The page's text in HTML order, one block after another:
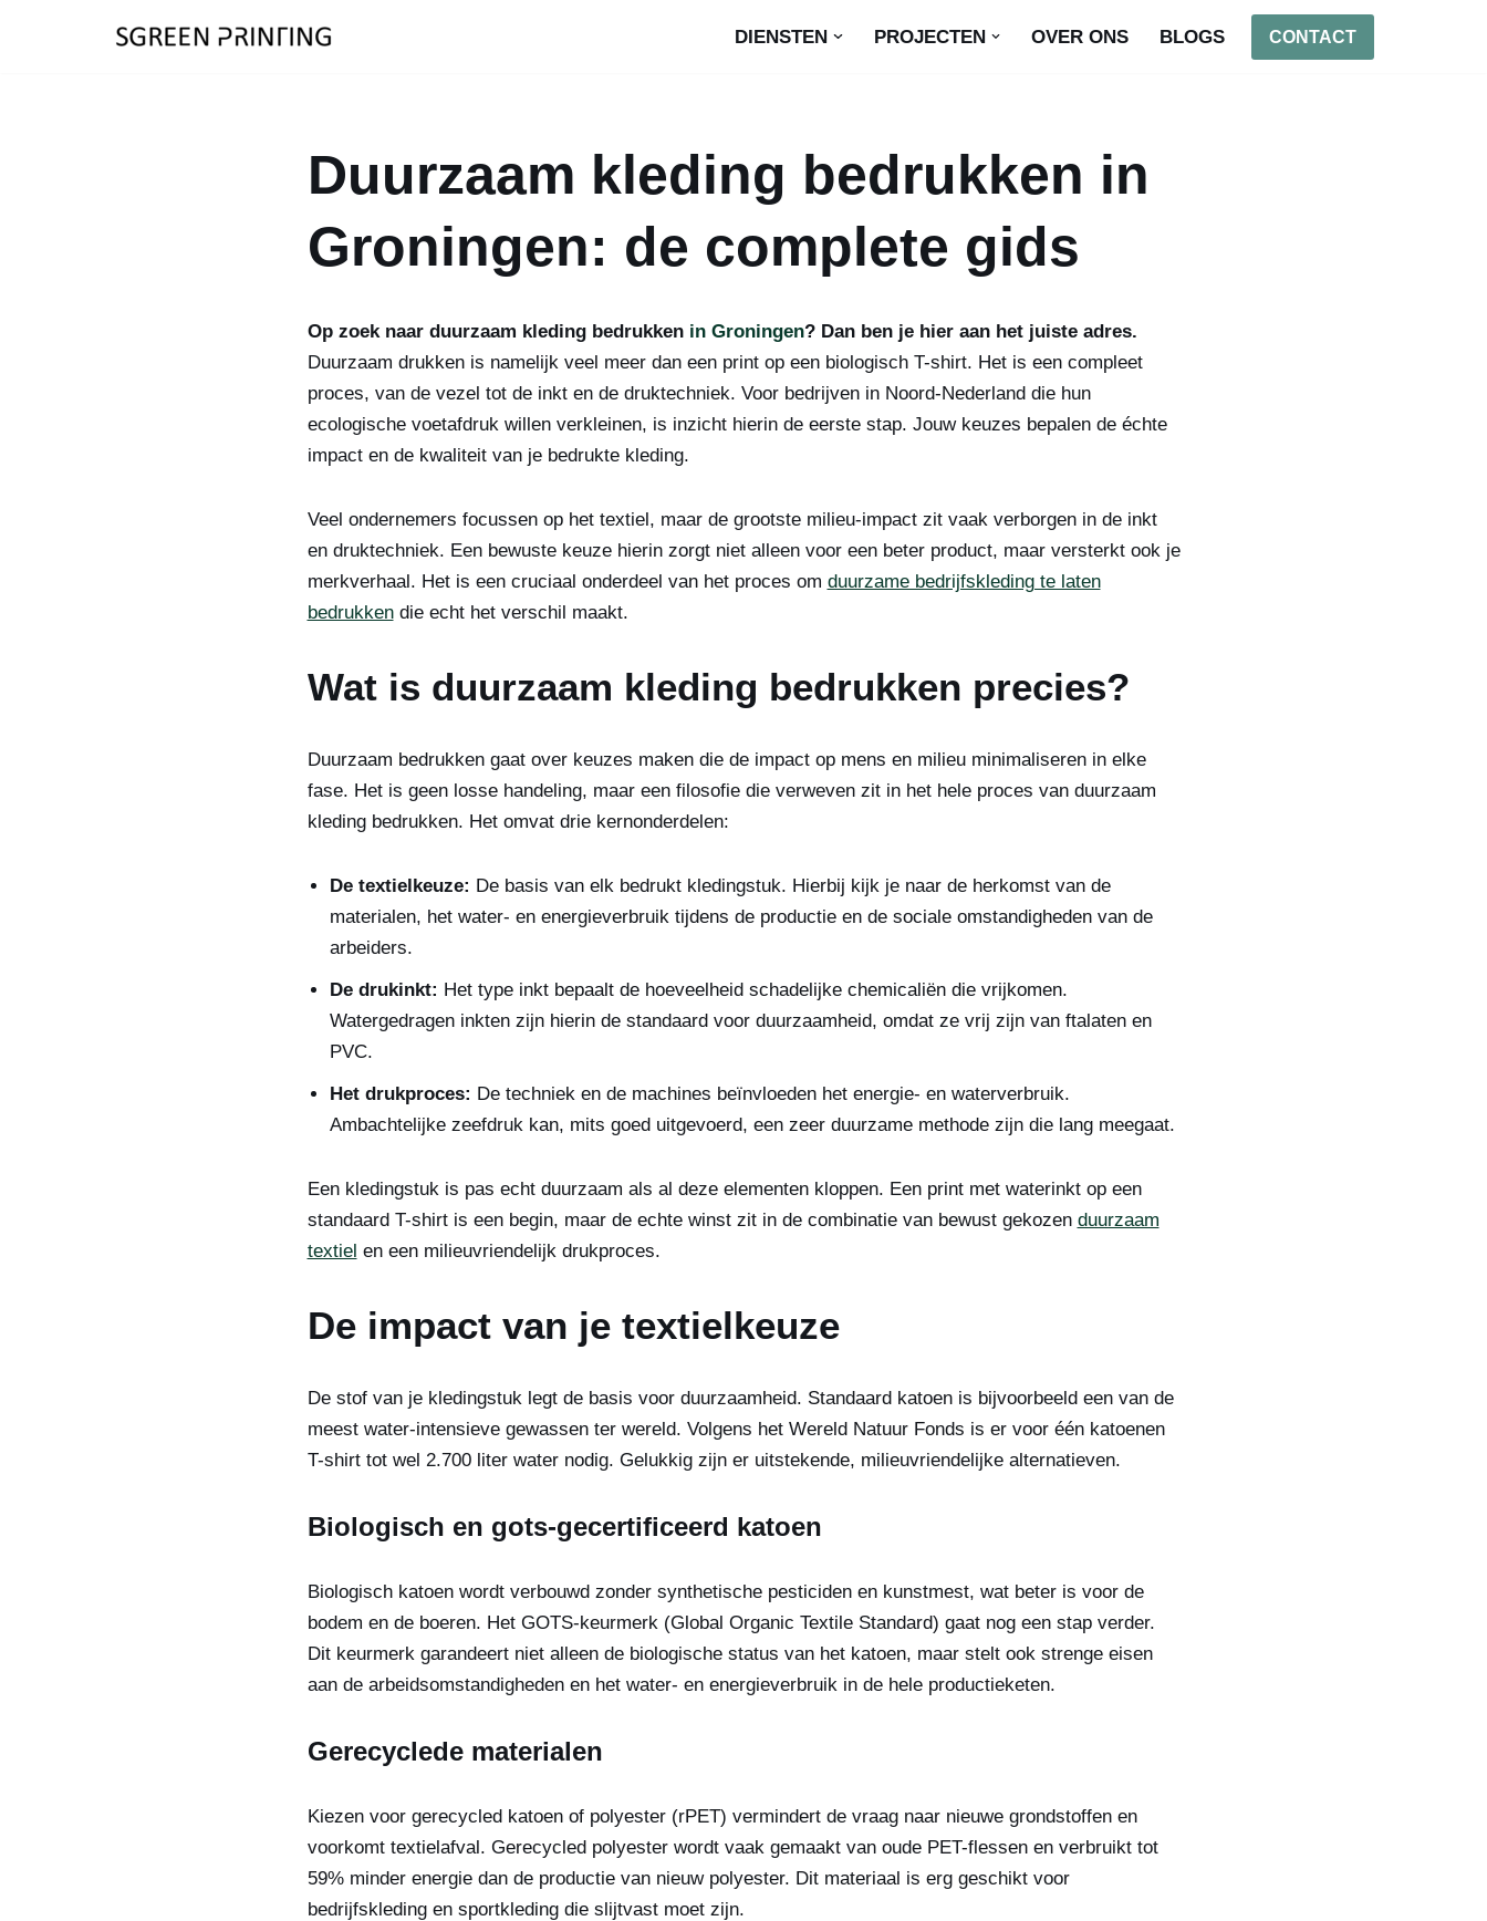
DIENSTEN PROJECTEN OVER ONS BLOGS CONTACT
Duurzaam kleding bedrukken in
Groningen: de complete gids
Op zoek naar duurzaam kleding bedrukken in Groningen? Dan ben je hier aan het juiste adres.
Duurzaam drukken is namelijk veel meer dan een print op een biologisch T-shirt. Het is een compleet
proces, van de vezel tot de inkt en de druktechniek. Voor bedrijven in Noord-Nederland die hun
ecologische voetafdruk willen verkleinen, is inzicht hierin de eerste stap. Jouw keuzes bepalen de échte
impact en de kwaliteit van je bedrukte kleding.
Veel ondernemers focussen op het textiel, maar de grootste milieu-impact zit vaak verborgen in de inkt
en druktechniek. Een bewuste keuze hierin zorgt niet alleen voor een beter product, maar versterkt ook je
merkverhaal. Het is een cruciaal onderdeel van het proces om duurzame bedrijfskleding te laten
bedrukkendie echt het verschil maakt.
Wat is duurzaam kleding bedrukken precies?
Duurzaam bedrukken gaat over keuzes maken die de impact op mens en milieu minimaliseren in elke
fase. Het is geen losse handeling, maar een filosofie die verweven zit in het hele proces van duurzaam
kleding bedrukken. Het omvat drie kernonderdelen:
De textielkeuze: De basis van elk bedrukt kledingstuk. Hierbij kijk je naar de herkomst van de
materialen, het water- en energieverbruik tijdens de productie en de sociale omstandigheden van de
arbeiders.
De drukinkt: Het type inkt bepaalt de hoeveelheid schadelijke chemicaliën die vrijkomen.
Watergedragen inkten zijn hierin de standaard voor duurzaamheid, omdat ze vrij zijn van ftalaten en
PVC.
Het drukproces: De techniek en de machines beïnvloeden het energie- en waterverbruik.
Ambachtelijke zeefdruk kan, mits goed uitgevoerd, een zeer duurzame methode zijn die lang meegaat.
Een kledingstuk is pas echt duurzaam als al deze elementen kloppen. Een print met waterinkt op een
standaard T-shirt is een begin, maar de echte winst zit in de combinatie van bewust gekozen duurzaam
textiel en een milieuvriendelijk drukproces.
De impact van je textielkeuze
De stof van je kledingstuk legt de basis voor duurzaamheid. Standaard katoen is bijvoorbeeld een van de
meest water-intensieve gewassen ter wereld. Volgens het Wereld Natuur Fonds is er voor één katoenen
T-shirt tot wel 2.700 liter water nodig. Gelukkig zijn er uitstekende, milieuvriendelijke alternatieven.
Biologisch en gots-gecertificeerd katoen
Biologisch katoen wordt verbouwd zonder synthetische pesticiden en kunstmest, wat beter is voor de
bodem en de boeren. Het GOTS-keurmerk (Global Organic Textile Standard) gaat nog een stap verder.
Dit keurmerk garandeert niet alleen de biologische status van het katoen, maar stelt ook strenge eisen
aan de arbeidsomstandigheden en het water- en energieverbruik in de hele productieketen.
Gerecyclede materialen
Kiezen voor gerecycled katoen of polyester (rPET) vermindert de vraag naar nieuwe grondstoffen en
voorkomt textielafval. Gerecycled polyester wordt vaak gemaakt van oude PET-flessen en verbruikt tot
59% minder energie dan de productie van nieuw polyester. Dit materiaal is erg geschikt voor
bedrijfskleding en sportkleding die slijtvast moet zijn.